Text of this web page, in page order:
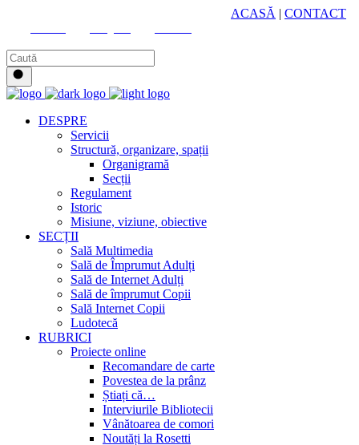
ACASĂ | CONTACT
DESPRE
Servicii
Structură, organizare, spații
Organigramă
Secții
Regulament
Istoric
Misiune, viziune, obiective
SECȚII
Sală Multimedia
Sală de Împrumut Adulți
Sală de Internet Adulți
Sală de împrumut Copii
Sală Internet Copii
Ludotecă
RUBRICI
Proiecte online
Recomandare de carte
Povestea de la prânz
Știați că…
Interviurile Bibliotecii
Vânătoarea de comori
Noutăți la Rosetti